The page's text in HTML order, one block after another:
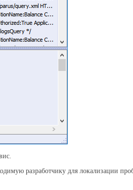
разработчику для локализации